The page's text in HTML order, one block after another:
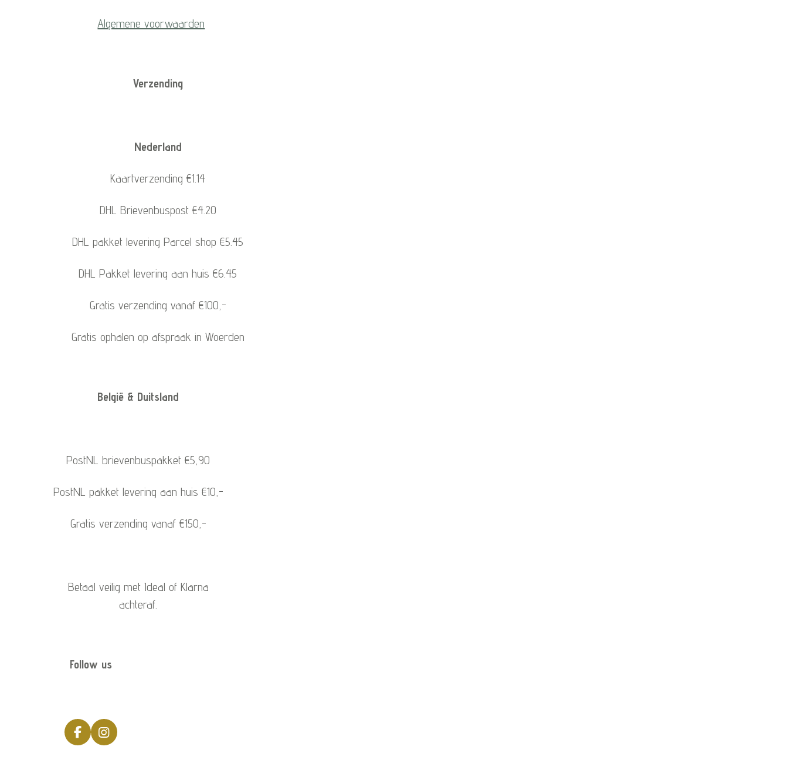
Algemene voorwaarden
Verzending
Nederland
Kaartverzending €1.14
DHL Brievenbuspost €4.20
DHL pakket levering Parcel shop €5.45
DHL Pakket levering aan huis €6.45
Gratis verzending vanaf €100,-
Gratis ophalen op afspraak in Woerden
België & Duitsland
PostNL brievenbuspakket €5,90
PostNL pakket levering aan huis €10,-
Gratis verzending vanaf €150,-
Betaal veilig met Ideal of Klarna
achteraf.
Follow us
F
a
I
n